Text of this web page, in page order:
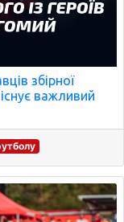
збірної
важливий